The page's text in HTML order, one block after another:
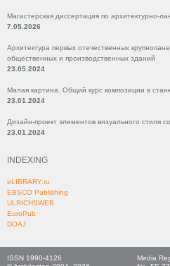
Магистерская диссертация по архитектурно-
7.05.2026
Архитектура первых отечественных
общественных и производственных зданий
23.05.2024
Малая картина. Общий курс композиции в
23.01.2024
Дизайн-проект элементов визуального стиля
23.01.2024
INDEXING
eLIBRARY.ru
EBSCO Publishing
ULRICHSWEB
EuroPub
DOAJ
ISSN 1990-4126
Media